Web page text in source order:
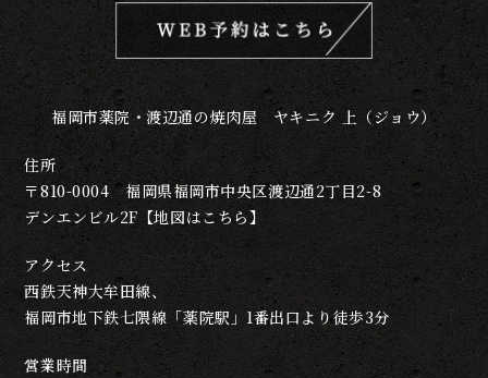
福岡市薬院・渡辺通の焼肉屋 ヤキニク 上（ジョウ）
住所
〒810-0004 福岡県福岡市中央区渡辺通2丁目2-8
デンエンビル2F【地図はこちら】
アクセス
西鉄天神大牟田線、
福岡市地下鉄七隈線「薬院駅」1番出口より徒歩3分
営業時間